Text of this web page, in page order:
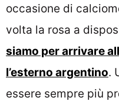
occasione di
volta la rosa a
siamo per arrivare
l’esterno argentino.
essere sempre più